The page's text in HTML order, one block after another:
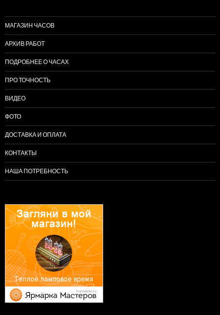
МАГАЗИН ЧАСОВ
АРХИВ РАБОТ
ПОДРОБНЕЕ О ЧАСАХ
ПРО ТОЧНОСТЬ
ВИДЕО
ФОТО
ДОСТАВКА И ОПЛАТА
КОНТАКТЫ
НАША ПОТРЕБНОСТЬ